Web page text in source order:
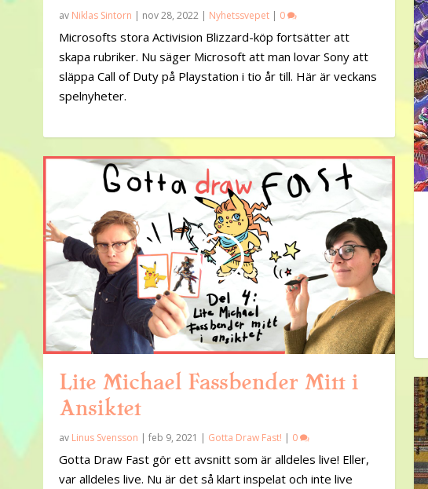
av Niklas Sintorn | nov 28, 2022 | Nyhetssvepet | 0
Microsofts stora Activision Blizzard-köp fortsätter att
skapa rubriker. Nu säger Microsoft att man lovar Sony att
släppa Call of Duty på Playstation i tio år till. Här är veckans
spelnyheter.
Lite Michael Fassbender Mitt i
Ansiktet
av Linus Svensson |feb 9, 2021 | Gotta Draw Fast! | 0
Gotta Draw Fast gör ett avsnitt som är alldeles live! Eller,
var alldeles live. Nu är det så klart inspelat och inte live